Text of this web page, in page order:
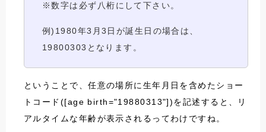
※数字は必ず八桁にして下さい。
例)1980年3月3日が誕生日の場合は、
19800303となります。
ということで、任意の場所に生年月日を含めたショー
トコード([age birth="19880313"])を記述すると、リ
アルタイムな年齢が表示されるってわけですね。